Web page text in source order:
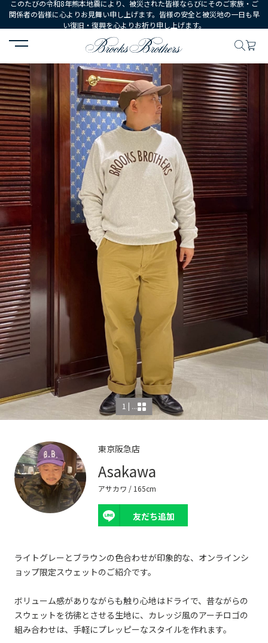
このたびの令和8年熊本地震により、被災された皆様ならびにそのご家族・ご
関係者の皆様に心よりお見舞い申し上げます。皆様の安全と被災地の一日も早
い復旧・復興を心よりお祈り申し上げます。
HOME コーディネート コーディネート詳細
1 | ...
東京阪急店
Asakawa
アサカワ / 165cm
友だち追加
ライトグレーとブラウンの色合わせが印象的な、オンラインシ
ョップ限定スウェットのご紹介です。
ボリューム感がありながらも触り心地はドライで、昔ながらの
スウェットを彷彿とさせる生地に、カレッジ風のアーチロゴの
組み合わせは、手軽にプレッピーなスタイルを作れます。